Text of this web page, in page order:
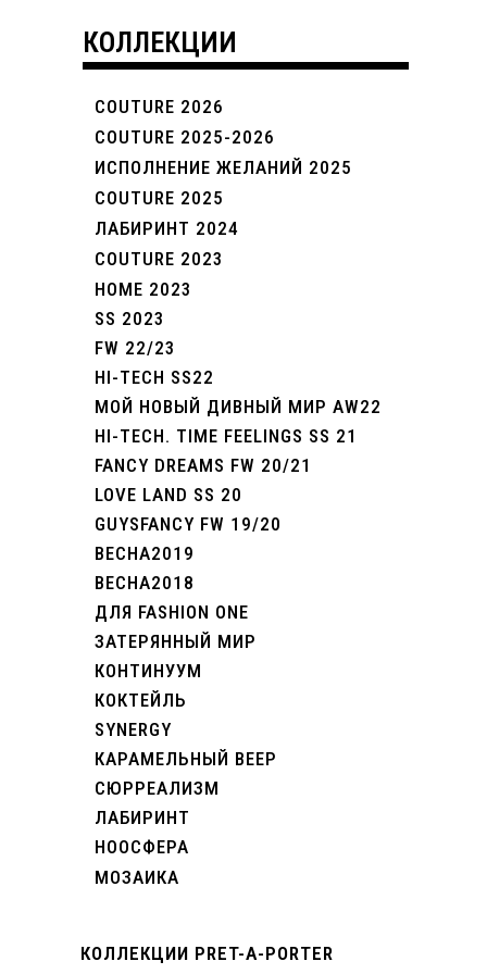
КОЛЛЕКЦИИ
КОЛЛЕКЦИИ PRET-A-PORTER
ДЛЯ FASHION ONE
ЗАТЕРЯННЫЙ МИР
КОНТИНУУМ
КОКТЕЙЛЬ
SYNERGY
КАРАМЕЛЬНЫЙ ВЕЕР
СЮРРЕАЛИЗМ
ЛАБИРИНТ
НООСФЕРА
МОЗАИКА
ВЕСНА2018
ВЕСНА2019
GUYSFANCY FW 19/20
LOVE LAND SS 20
FANCY DREAMS FW 20/21
HI-TECH. TIME FEELINGS SS 21
МОЙ НОВЫЙ ДИВНЫЙ МИР AW22
HI-TECH SS22
FW 22/23
SS 2023
HOME 2023
COUTURE 2023
ЛАБИРИНТ 2024
COUTURE 2025
ИСПОЛНЕНИЕ ЖЕЛАНИЙ 2025
COUTURE 2025-2026
COUTURE 2026